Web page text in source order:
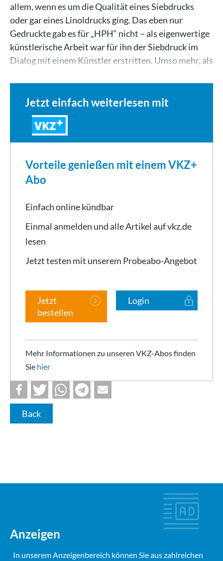
allem, wenn es um die Qualität eines Siebdrucks
oder gar eines Linoldrucks ging. Das eben nur
Gedruckte gab es für „HPH“ nicht – als eigenwertige
künstlerische Arbeit war für ihn der Siebdruck im
Dialog mit einem Künstler erstritten. Umso mehr, als
Jetzt einfach weiterlesen mit
VKZ
Vorteile genießen mit einem VKZ+
Abo
Einfach online kündbar
Einmal anmelden und alle Artikel auf vkz.de
lesen
Jetzt testen mit unserem Probeabo-Angebot
Jetzt
bestellen
Login
Mehr Informationen zu unseren VKZ-Abos finden
Sie hier
Back
Anzeigen
In unserem Anzeigenbereich können Sie aus zahlreichen